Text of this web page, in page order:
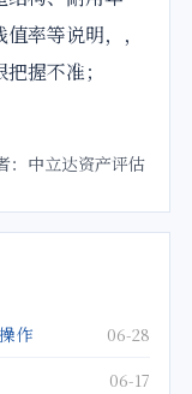
率等说明，，
握不准；
：中立达资产评估
作 06-28
06-17